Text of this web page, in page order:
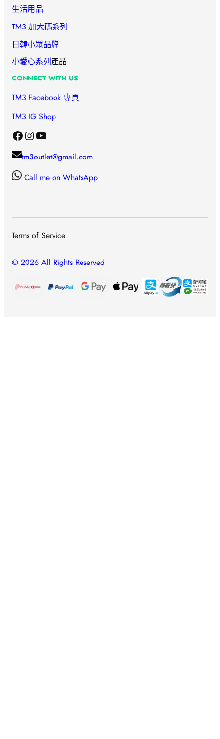
生活用品
TM3 加大碼系列
日韓小眾品牌
小愛心系列產品
CONNECT WITH US
TM3 Facebook 專頁
TM3 IG Shop
Facebook Instagram YouTube
tm3outlet@gmail.com
Call me on WhatsApp
Terms of Service
© 2026 All Rights Reserved